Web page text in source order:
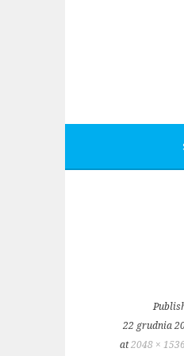
22 grudnia
at2048 ×